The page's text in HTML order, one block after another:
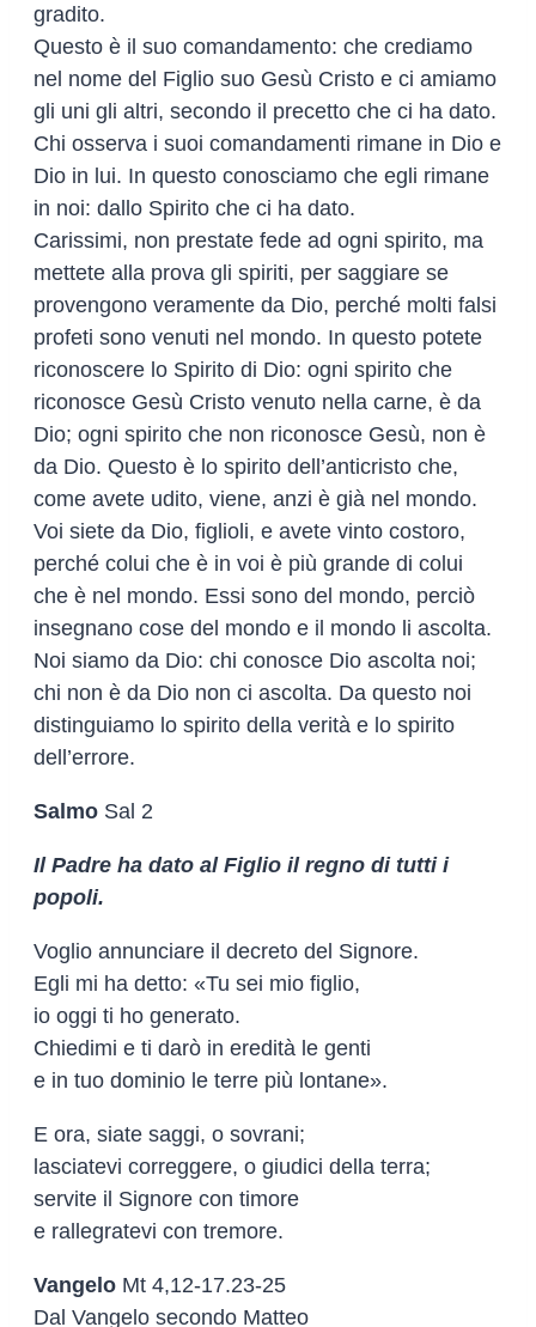
gradito.
Questo è il suo comandamento: che crediamo
nel nome del Figlio suo Gesù Cristo e ci amiamo
gli uni gli altri, secondo il precetto che ci ha dato.
Chi osserva i suoi comandamenti rimane in Dio e
Dio in lui. In questo conosciamo che egli rimane
in noi: dallo Spirito che ci ha dato.
Carissimi, non prestate fede ad ogni spirito, ma
mettete alla prova gli spiriti, per saggiare se
provengono veramente da Dio, perché molti falsi
profeti sono venuti nel mondo. In questo potete
riconoscere lo Spirito di Dio: ogni spirito che
riconosce Gesù Cristo venuto nella carne, è da
Dio; ogni spirito che non riconosce Gesù, non è
da Dio. Questo è lo spirito dell’anticristo che,
come avete udito, viene, anzi è già nel mondo.
Voi siete da Dio, figlioli, e avete vinto costoro,
perché colui che è in voi è più grande di colui
che è nel mondo. Essi sono del mondo, perciò
insegnano cose del mondo e il mondo li ascolta.
Noi siamo da Dio: chi conosce Dio ascolta noi;
chi non è da Dio non ci ascolta. Da questo noi
distinguiamo lo spirito della verità e lo spirito
dell’errore.
Salmo Sal 2
Il Padre ha dato al Figlio il regno di tutti i
popoli.
Voglio annunciare il decreto del Signore.
Egli mi ha detto: «Tu sei mio figlio,
io oggi ti ho generato.
Chiedimi e ti darò in eredità le genti
e in tuo dominio le terre più lontane».
E ora, siate saggi, o sovrani;
lasciatevi correggere, o giudici della terra;
servite il Signore con timore
e rallegratevi con tremore.
Vangelo Mt 4,12-17.23-25
Dal Vangelo secondo Matteo